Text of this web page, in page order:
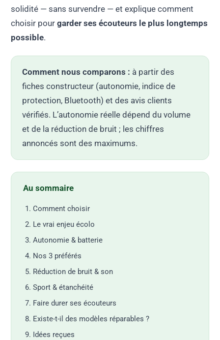
solidité — sans survendre — et explique comment
choisir pourgarder ses écouteurs le plus longtemps
possible.
Comment nous comparons : à partir des
fiches constructeur (autonomie, indice de
protection, Bluetooth) et des avis clients
vérifiés. L’autonomie réelle dépend du volume
et de la réduction de bruit ; les chiffres
annoncés sont des maximums.
Au sommaire
Comment choisir
Le vrai enjeu écolo
Autonomie & batterie
Nos 3 préférés
Réduction de bruit & son
Sport & étanchéité
Faire durer ses écouteurs
Existe-t-il des modèles réparables ?
Idées reçues